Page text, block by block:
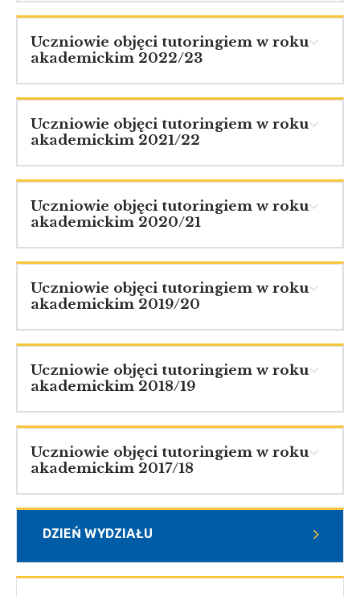
DZIEŃ WYDZIAŁU
Uczniowie objęci tutoringiem w roku
akademickim 2022/23
Uczniowie objęci tutoringiem w roku
akademickim 2021/22
Uczniowie objęci tutoringiem w roku
akademickim 2020/21
Uczniowie objęci tutoringiem w roku
akademickim 2019/20
Uczniowie objęci tutoringiem w roku
akademickim 2018/19
Uczniowie objęci tutoringiem w roku
akademickim 2017/18